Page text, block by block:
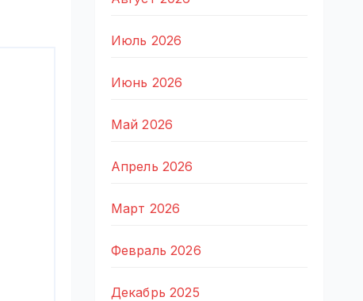
Июль 2026
Июнь 2026
Май 2026
Апрель 2026
Март 2026
Февраль 2026
Декабрь 2025